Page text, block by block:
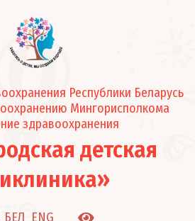
Республики Беларусь
Мингорисполкома
здравоохранения
детская
БЕЛ ENG
поликлиники